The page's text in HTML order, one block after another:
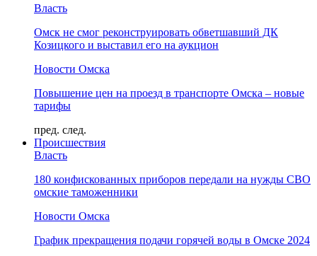
Власть
Омск не смог реконструировать обветшавший ДК
Козицкого и выставил его на аукцион
Новости Омска
Повышение цен на проезд в транспорте Омска – новые
тарифы
пред. след.
Происшествия
Власть
180 конфискованных приборов передали на нужды СВО
омские таможенники
Новости Омска
График прекращения подачи горячей воды в Омске 2024